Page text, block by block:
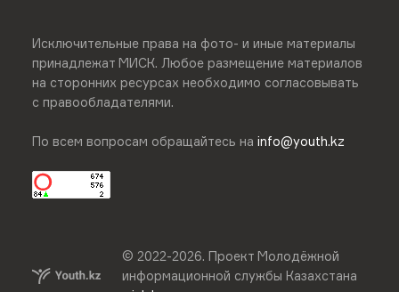
Исключительные права на фото- и иные материалы
принадлежат МИСК. Любое размещение материалов
на сторонних ресурсах необходимо согласовывать
с правообладателями.
По всем вопросам обращайтесь на info@youth.kz
© 2022-2026.Проект Молодёжной
информационной службы Казахстана